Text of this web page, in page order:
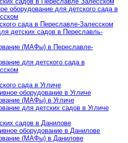
оборудование для детского сада в
сада в Переславле-Залесском
детских садов в Переславль-
(МАФы) в Переславле-
для детского сада в
сада в Угличе
оборудование в Угличе
(МАФы) в Угличе
для детских садов в Угличе
садов в Данилове
оборудование в Данилове
(МАФы) в Данилове